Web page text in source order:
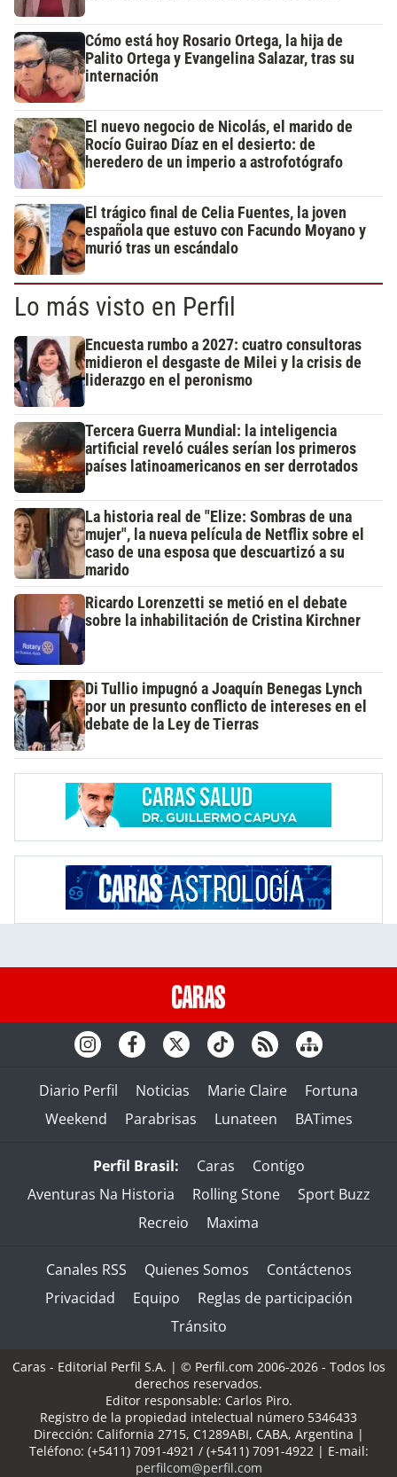
Cómo está hoy Rosario Ortega, la hija de
Palito Ortega y Evangelina Salazar, tras su
internación
El nuevo negocio de Nicolás, el marido de
Rocío Guirao Díaz en el desierto: de
heredero de un imperio a astrofotógrafo
El trágico final de Celia Fuentes, la joven
española que estuvo con Facundo Moyano y
murió tras un escándalo
Lo más visto en Perfil
Encuesta rumbo a 2027: cuatro consultoras
midieron el desgaste de Milei y la crisis de
liderazgo en el peronismo
Tercera Guerra Mundial: la inteligencia
artificial reveló cuáles serían los primeros
países latinoamericanos en ser derrotados
La historia real de "Elize: Sombras de una
mujer", la nueva película de Netflix sobre el
caso de una esposa que descuartizó a su
marido
Ricardo Lorenzetti se metió en el debate
sobre la inhabilitación de Cristina Kirchner
Di Tullio impugnó a Joaquín Benegas Lynch
por un presunto conflicto de intereses en el
debate de la Ley de Tierras
Diario Perfil Noticias Marie Claire
Fortuna
Weekend
Parabrisas Lunateen BATimes
Perfil Brasil: Caras
Contigo
Aventuras Na Historia
Rolling Stone
Sport Buzz
Recreio
Maxima
Canales RSS Quienes Somos
Contáctenos
Privacidad
Equipo
Reglas de participación
Tránsito
Caras - Editorial Perfil S.A. | © Perfil.com 2006-2026 - Todos los
derechos reservados.
Editor responsable: Carlos Piro.
Registro de la propiedad intelectual número 5346433
Dirección: California 2715, C1289ABI, CABA, Argentina |
Teléfono: (+5411) 7091-4921 / (+5411) 7091-4922 | E-mail:
perfilcom@perfil.com